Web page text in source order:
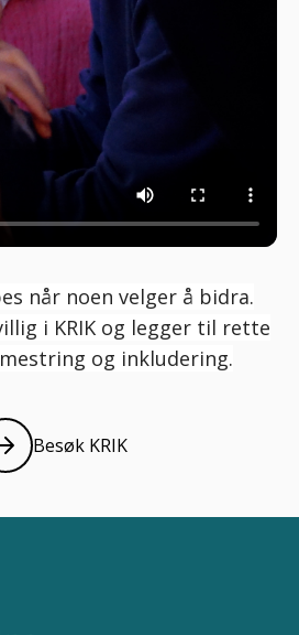
når noen velger å bidra.
i KRIK og legger til rette
og inkludering.
Les mer
Besøk KRIK